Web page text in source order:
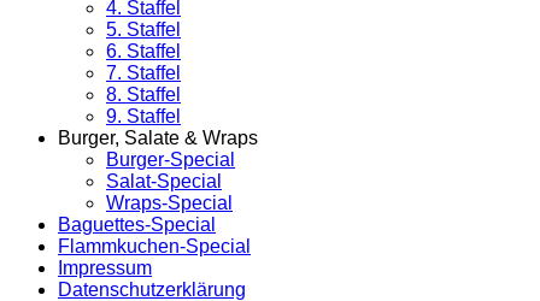
4. Staffel
5. Staffel
6. Staffel
7. Staffel
8. Staffel
9. Staffel
Burger, Salate & Wraps
Burger-Special
Salat-Special
Wraps-Special
Baguettes-Special
Flammkuchen-Special
Impressum
Datenschutzerklärung